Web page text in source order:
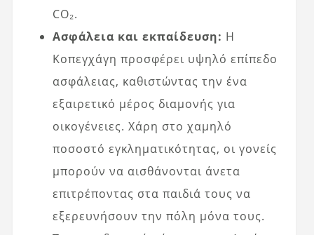
CO₂.
Ασφάλεια και εκπαίδευση: Η
Κοπεγχάγη προσφέρει υψηλό επίπεδο
ασφάλειας, καθιστώντας την ένα
εξαιρετικό μέρος διαμονής για
οικογένειες. Χάρη στο χαμηλό
ποσοστό εγκληματικότητας, οι γονείς
μπορούν να αισθάνονται άνετα
επιτρέποντας στα παιδιά τους να
εξερευνήσουν την πόλη μόνα τους.